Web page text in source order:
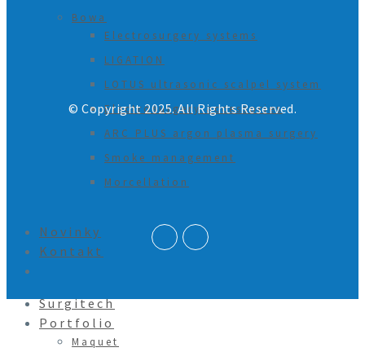
Bowa
Electrosurgery systems
LIGATION
LOTUS ultrasonic scalpel system
Electrosurgery accessories
ARC PLUS argon plasma surgery
Smoke management
Morcellation
Novinky
Kontakt
Surgitech
Portfolio
Maquet
© Copyright 2025. All Rights Reserved.